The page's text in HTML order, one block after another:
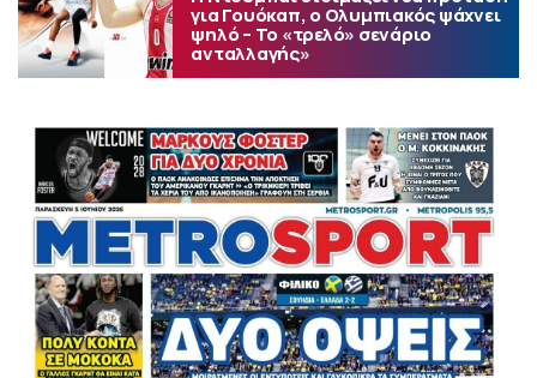
για Γουόκαπ, ο Ολυμπιακός ψάχνει
ψηλό – Το «τρελό» σενάριο
ανταλλαγής»